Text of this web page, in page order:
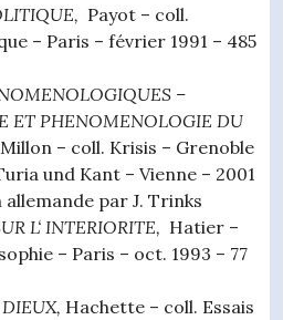
Payot – coll.
– Paris – février 1991 – 485
–
ET PHENOMENOLOGIE DU
– coll. Krisis – Grenoble
und Kant – Vienne – 2001
par J. Trinks
L‘ INTERIORITE, Hatier –
– Paris – oct. 1993 – 77
Hachette – coll. Essais